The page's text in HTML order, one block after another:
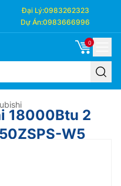
Đại Lý:0983262323
Dự Án:0983666996
0
18000Btu 2
W5